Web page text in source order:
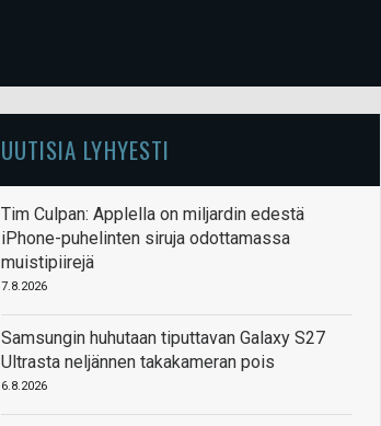
UUTISIA LYHYESTI
Tim Culpan: Applella on miljardin edestä
iPhone-puhelinten siruja odottamassa
muistipiirejä
7.8.2026
Samsungin huhutaan tiputtavan Galaxy S27
Ultrasta neljännen takakameran pois
6.8.2026